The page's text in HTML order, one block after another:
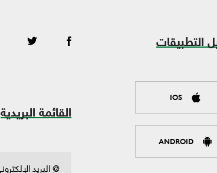
التطبيقات
IOS
ANDROID
القائمة البريدية